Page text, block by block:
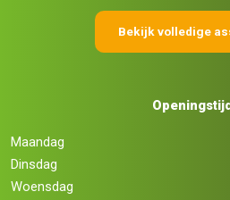
Bekijk volledige
Maandag
Dinsdag
Woensdag